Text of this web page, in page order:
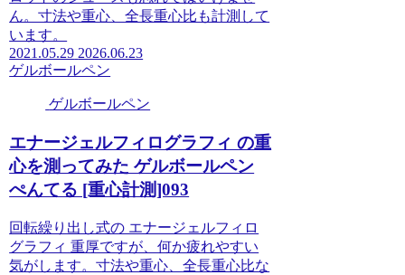
ん。寸法や重心、全長重心比も計測して
います。
2021.05.29 2026.06.23
ゲルボールペン
ゲルボールペン
エナージェルフィログラフィ の重
心を測ってみた ゲルボールペン
ぺんてる [重心計測]093
回転繰り出し式の エナージェルフィロ
グラフィ 重厚ですが、何か疲れやすい
気がします。寸法や重心、全長重心比な